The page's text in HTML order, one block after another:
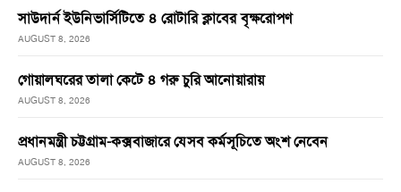
সাউদার্ন ইউনিভার্সিটিতে ৪ রোটারি ক্লাবের বৃক্ষরোপণ
AUGUST 8, 2026
গোয়ালঘরের তালা কেটে ৪ গরু চুরি আনোয়ারায়
AUGUST 8, 2026
প্রধানমন্ত্রী চট্টগ্রাম-কক্সবাজারে যেসব কর্মসূচিতে অংশ নেবেন
AUGUST 8, 2026